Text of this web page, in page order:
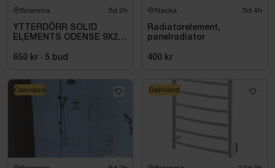
Bromma 5d 2h
YTTERDÖRR SOLID
ELEMENTS ODENSE 9X20
650 kr · 5 bud
Nacka 5d 4h
Radiatorelement,
panelradiator
400 kr
Oanvänd Oanvänd